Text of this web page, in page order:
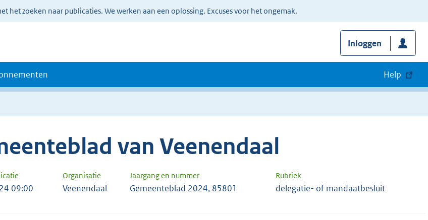
het zoeken naar publicaties. We werken aan een oplossing. Excuses voor het ongemak.
Inloggen
Help
van Veenendaal
Organisatie Jaargang en nummer Rubriek
09:00 Veenendaal Gemeenteblad 2024, 85801 delegatie- of mandaatbesluit